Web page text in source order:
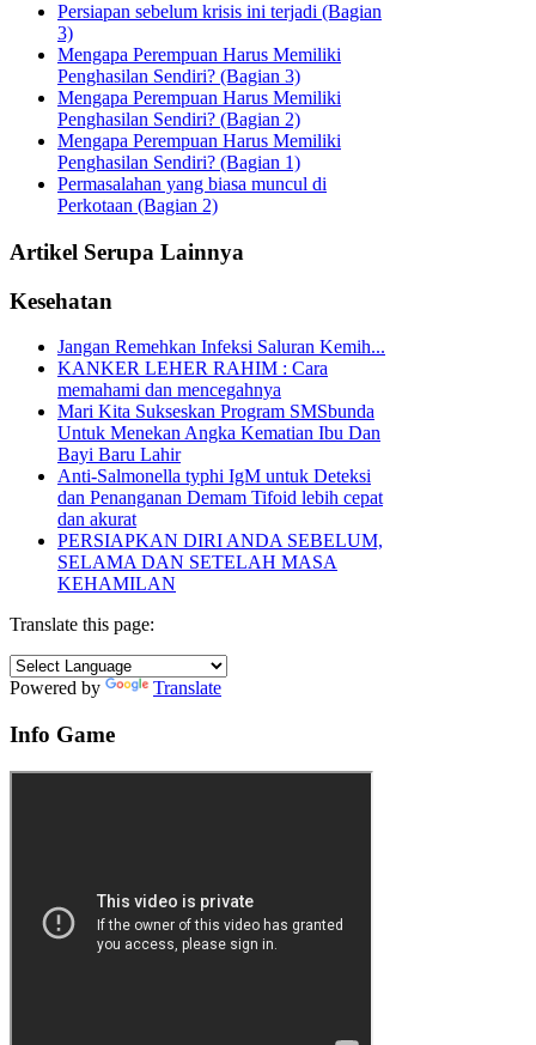
Persiapan sebelum krisis ini terjadi (Bagian
3)
Mengapa Perempuan Harus Memiliki
Penghasilan Sendiri? (Bagian 3)
Mengapa Perempuan Harus Memiliki
Penghasilan Sendiri? (Bagian 2)
Mengapa Perempuan Harus Memiliki
Penghasilan Sendiri? (Bagian 1)
Permasalahan yang biasa muncul di
Perkotaan (Bagian 2)
Artikel Serupa Lainnya
Kesehatan
Jangan Remehkan Infeksi Saluran Kemih...
KANKER LEHER RAHIM : Cara
memahami dan mencegahnya
Mari Kita Sukseskan Program SMSbunda
Untuk Menekan Angka Kematian Ibu Dan
Bayi Baru Lahir
Anti-Salmonella typhi IgM untuk Deteksi
dan Penanganan Demam Tifoid lebih cepat
dan akurat
PERSIAPKAN DIRI ANDA SEBELUM,
SELAMA DAN SETELAH MASA
KEHAMILAN
Translate this page:
Powered by Translate
Info Game